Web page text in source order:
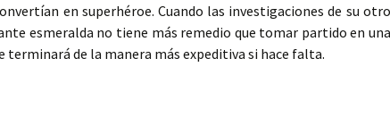
en superhéroe. Cuando las investigaciones de su otro
esmeralda no tiene más remedio que tomar partido en una
terminará de la manera más expeditiva si hace falta.